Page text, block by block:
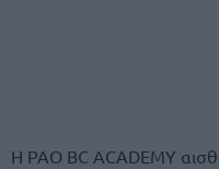
Η PAO BC ACADEMY